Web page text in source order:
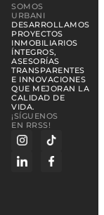
SOMOS
URBANI
DESARROLLAMOS
PROYECTOS
INMOBILIARIOS
ÍNTEGROS,
ASESORÍAS
TRANSPARENTES
E INNOVACIONES
QUE MEJORAN LA
CALIDAD DE
VIDA.
¡SÍGUENOS
EN RRSS!